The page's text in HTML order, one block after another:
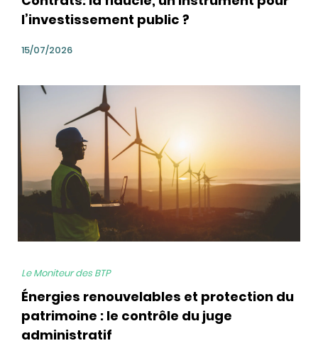
l’investissement public ?
15/07/2026
bg
Le Moniteur des BTP
Énergies renouvelables et protection du
patrimoine : le contrôle du juge
administratif